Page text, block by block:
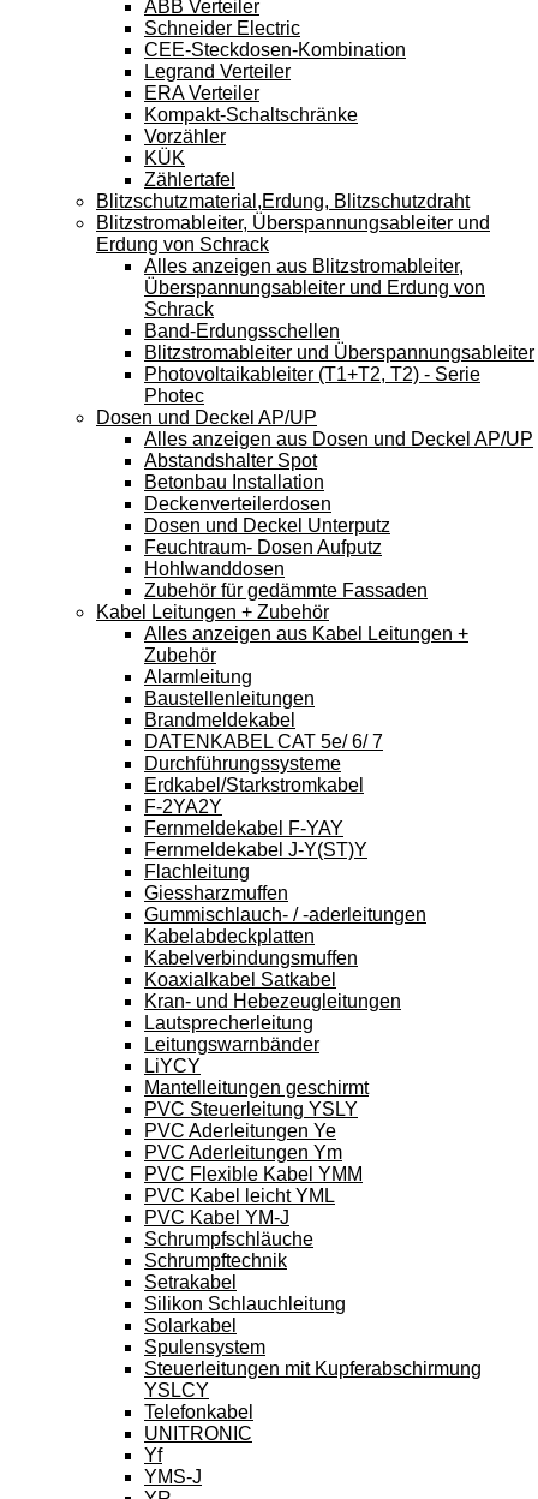
ABB Verteiler
Schneider Electric
CEE-Steckdosen-Kombination
Legrand Verteiler
ERA Verteiler
Kompakt-Schaltschränke
Vorzähler
KÜK
Zählertafel
Blitzschutzmaterial,Erdung, Blitzschutzdraht
Blitzstromableiter, Überspannungsableiter und
Erdung von Schrack
Alles anzeigen aus Blitzstromableiter,
Überspannungsableiter und Erdung von
Schrack
Band-Erdungsschellen
Blitzstromableiter und Überspannungsableiter
Photovoltaikableiter (T1+T2, T2) - Serie
Photec
Dosen und Deckel AP/UP
Alles anzeigen aus Dosen und Deckel AP/UP
Abstandshalter Spot
Betonbau Installation
Deckenverteilerdosen
Dosen und Deckel Unterputz
Feuchtraum- Dosen Aufputz
Hohlwanddosen
Zubehör für gedämmte Fassaden
Kabel Leitungen + Zubehör
Alles anzeigen aus Kabel Leitungen +
Zubehör
Alarmleitung
Baustellenleitungen
Brandmeldekabel
DATENKABEL CAT 5e/ 6/ 7
Durchführungssysteme
Erdkabel/Starkstromkabel
F-2YA2Y
Fernmeldekabel F-YAY
Fernmeldekabel J-Y(ST)Y
Flachleitung
Giessharzmuffen
Gummischlauch- / -aderleitungen
Kabelabdeckplatten
Kabelverbindungsmuffen
Koaxialkabel Satkabel
Kran- und Hebezeugleitungen
Lautsprecherleitung
Leitungswarnbänder
LiYCY
Mantelleitungen geschirmt
PVC Steuerleitung YSLY
PVC Aderleitungen Ye
PVC Aderleitungen Ym
PVC Flexible Kabel YMM
PVC Kabel leicht YML
PVC Kabel YM-J
Schrumpfschläuche
Schrumpftechnik
Setrakabel
Silikon Schlauchleitung
Solarkabel
Spulensystem
Steuerleitungen mit Kupferabschirmung
YSLCY
Telefonkabel
UNITRONIC
Yf
YMS-J